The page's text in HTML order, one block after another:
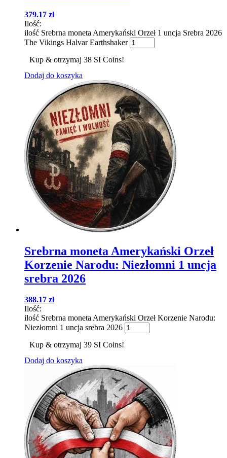
379.17 zł
Ilość:
ilość Srebrna moneta Amerykański Orzeł 1 uncja Srebra 2026
The Vikings Halvar Earthshaker
Kup & otrzymaj 38 SI Coins!
Dodaj do koszyka
Srebrna moneta Amerykański Orzeł
Korzenie Narodu: Niezłomni 1 uncja
srebra 2026
388.17 zł
Ilość:
ilość Srebrna moneta Amerykański Orzeł Korzenie Narodu:
Niezłomni 1 uncja srebra 2026
Kup & otrzymaj 39 SI Coins!
Dodaj do koszyka